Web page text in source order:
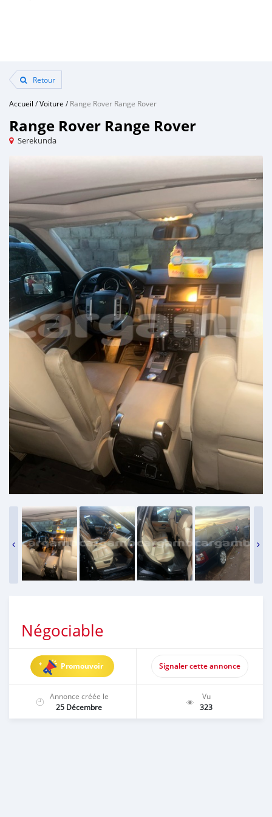
Retour
Accueil /Voiture /Range Rover Range Rover
Range Rover Range Rover
Serekunda
Négociable
Promouvoir Signaler cette annonce
Annonce créée le
25 Décembre
Vu
323